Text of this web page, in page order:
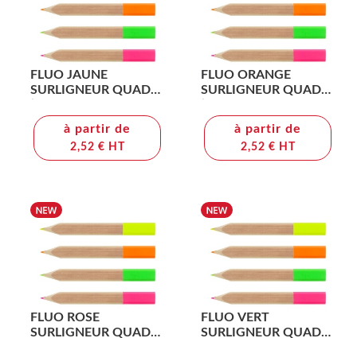
FLUO JAUNE
SURLIGNEUR QUADRI
QV11)
à partir de
2,52 € HT
FLUO ORANGE
SURLIGNEUR QUADRI
QV11)
à partir de
2,52 € HT
FLUO ROSE
SURLIGNEUR QUADRI
FLUO VERT
SURLIGNEUR QUADRI